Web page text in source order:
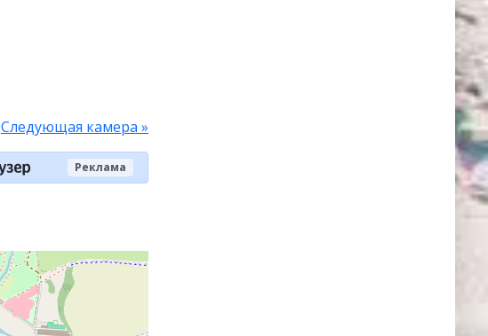
Следующая камера »
Реклама